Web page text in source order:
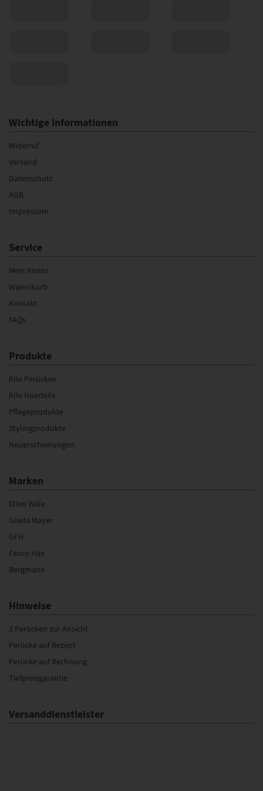
Wichtige Informationen
Widerruf
Versand
Datenschutz
AGB
Impressum
Service
Mein Konto
Warenkorb
Kontakt
FAQs
Produkte
Alle Perücken
Alle Haarteile
Pflegeprodukte
Stylingprodukte
Neuerscheinungen
Marken
Ellen Wille
Gisela Mayer
GFH
Fancy Hair
Bergmann
Hinweise
3 Perücken zur Ansicht
Perücke auf Rezept
Perücke auf Rechnung
Tiefpreisgarantie
Versanddienstleister